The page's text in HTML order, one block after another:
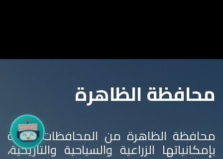
محافظة الظاهرة
محافظة الظاهرة من المحافظات الغنية
بإمكانياتها الزراعية والسياحية والتاريخية،